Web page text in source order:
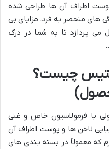
اطراف آن ها طراحی شده
های منحصر به فرد، مزایای بی
پردازد تا به شما در درک
بتیس چیست؟
با فرمولاسیون خاص و غنی
ناخن ها و پوست اطراف آن
که معمولاً در بسته بندی های